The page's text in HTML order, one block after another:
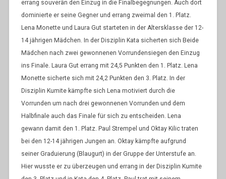
errang souverän den Einzug in die Finalbegegnungen. Auch dort
dominierte er seine Gegner und errang zweimal den 1.Platz.
Lena Monette und Laura Gut starteten in der Altersklasse der 12-
14 jährigen Mädchen. In derDisziplin Kata sicherten sich Beide
Mädchen nach zwei gewonnenen Vorrundensiegen den Einzug
ins Finale. Laura Gut errang mit 24,5 Punkten den 1. Platz. Lena
Monette sicherte sich mit 24,2 Punkten den 3. Platz. In der
Disziplin Kumite kämpfte sich Lena motiviert durch die
Vorrunden um nach drei gewonnenen Vorrunden und dem
Halbfinale auch das Finale für sich zu entscheiden. Lena
gewann damit den 1. Platz. Paul Strempel und Oktay Kilic traten
bei den 12-14 jährigen Jungen an. Oktay kämpfte aufgrund
seiner Graduierung (Blaugurt) in der Gruppe der Unterstufe an.
Hier wusste er zu überzeugen und errang in der Disziplin Kumite